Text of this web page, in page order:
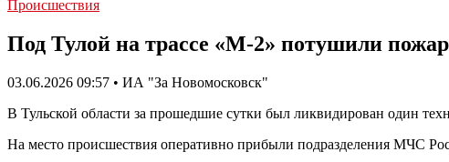
Происшествия
Под Тулой на трассе «М-2» потушили пожар
03.06.2026 09:57 • ИА "За Новомосковск"
В Тульской области за прошедшие сутки был ликвидирован один
На место происшествия оперативно прибыли подразделения МЧС